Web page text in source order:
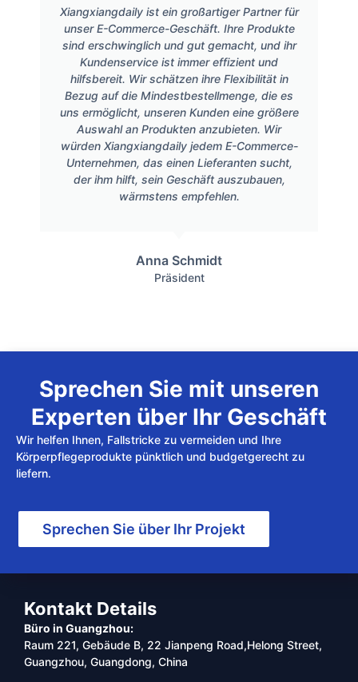
Xiangxiangdaily ist ein großartiger Partner für
unser E-Commerce-Geschäft. Ihre Produkte
sind erschwinglich und gut gemacht, und ihr
Kundenservice ist immer effizient und
hilfsbereit. Wir schätzen ihre Flexibilität in
Bezug auf die Mindestbestellmenge, die es
uns ermöglicht, unseren Kunden eine größere
Auswahl an Produkten anzubieten. Wir
würden Xiangxiangdaily jedem E-Commerce-
Unternehmen, das einen Lieferanten sucht,
der ihm hilft, sein Geschäft auszubauen,
wärmstens empfehlen.
Anna Schmidt
Präsident
Sprechen Sie mit unseren
Experten über Ihr Geschäft
Wir helfen Ihnen, Fallstricke zu vermeiden und Ihre
Körperpflegeprodukte pünktlich und budgetgerecht zu
liefern.
Sprechen Sie über Ihr Projekt
Kontakt Details
Büro in Guangzhou:
Raum 221, Gebäude B, 22 Jianpeng Road,Helong Street,
Guangzhou, Guangdong, China